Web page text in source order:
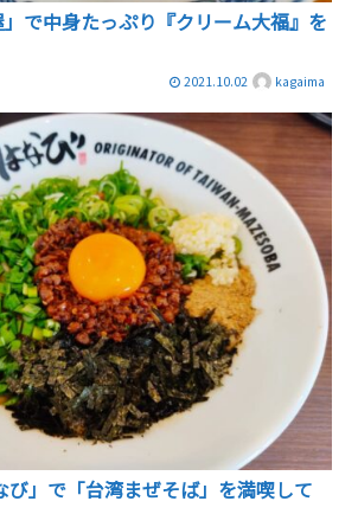
で中身たっぷり『クリーム大福』を
2021.10.02 kagaima
び」で「台湾まぜそば」を満喫して